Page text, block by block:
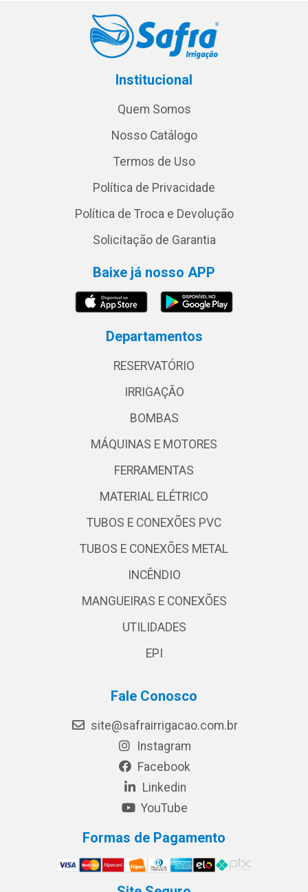
Institucional
Quem Somos
Nosso Catálogo
Termos de Uso
Política de Privacidade
Política de Troca e Devolução
Solicitação de Garantia
Baixe já nosso APP
Departamentos
RESERVATÓRIO
IRRIGAÇÃO
BOMBAS
MÁQUINAS E MOTORES
FERRAMENTAS
MATERIAL ELÉTRICO
TUBOS E CONEXÕES PVC
TUBOS E CONEXÕES METAL
INCÊNDIO
MANGUEIRAS E CONEXÕES
UTILIDADES
EPI
Fale Conosco
site@safrairrigacao.com.br
Instagram
Facebook
Linkedin
YouTube
Formas de Pagamento